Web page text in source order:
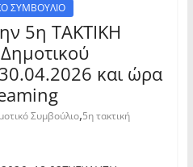
ΣΥΜΒΟΥΛΙΟ
5η ΤΑΚΤΙΚΗ
και ώρα
Συμβούλιο,5η τακτική